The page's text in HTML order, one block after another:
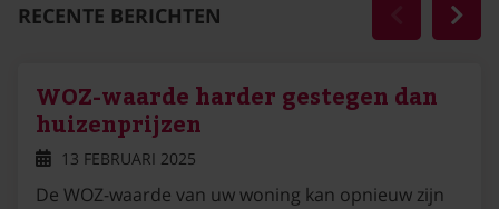
RECENTE BERICHTEN
WOZ-waarde harder gestegen dan
huizenprijzen
13 FEBRUARI 2025
De WOZ-waarde van uw woning kan opnieuw zijn